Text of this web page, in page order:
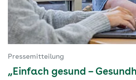
Pressemitteilung
„Einfach gesund –